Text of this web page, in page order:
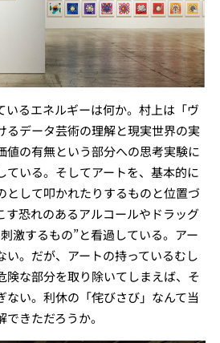
いるエネルギーは何か。村上は「ヴ
るデータ芸術の理解と現実世界の実
値の有無という部分への思考実験に
ている。そしてアートを、基本的に
として叩かれたりするものと位置づ
す恐れのあるアルコールやドラッグ
激するもの”と看過している。アー
い。だが、アートの持っているむし
険な部分を取り除いてしまえば、そ
ない。利休の「侘びさび」なんて当
きただろうか。